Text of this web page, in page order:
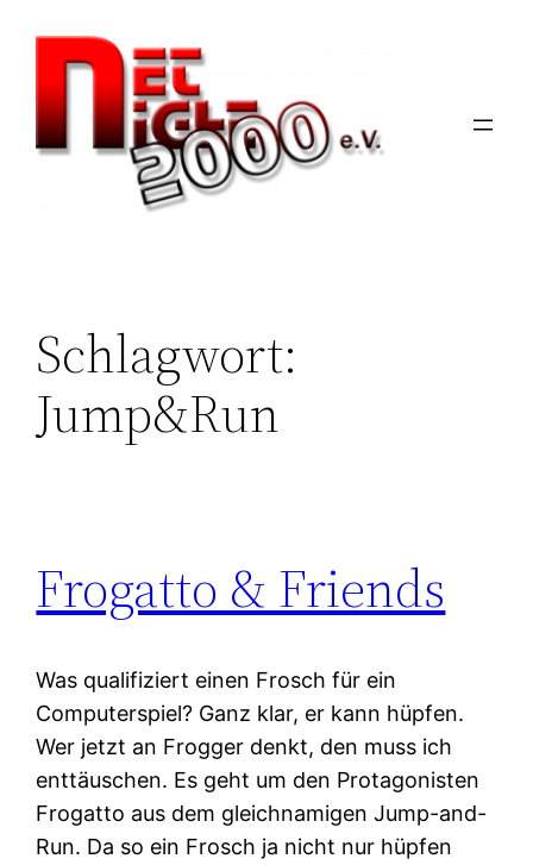
Inhalt
springen
Schlagwort:
Jump&Run
Frogatto & Friends
Was qualifiziert einen Frosch für ein
Computerspiel? Ganz klar, er kann hüpfen.
Wer jetzt an Frogger denkt, den muss ich
enttäuschen. Es geht um den Protagonisten
Frogatto aus dem gleichnamigen Jump-and-
Run. Da so ein Frosch ja nicht nur hüpfen